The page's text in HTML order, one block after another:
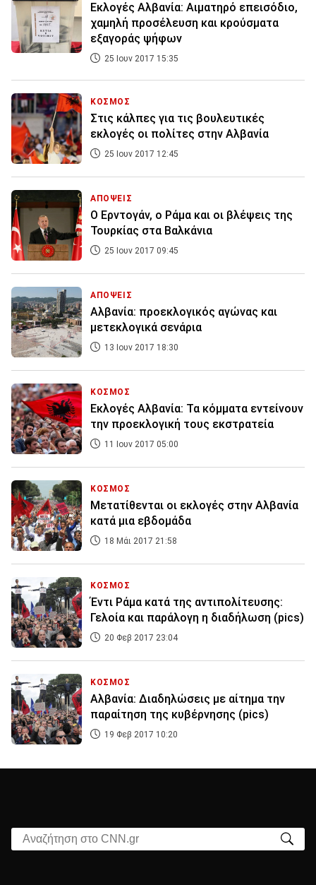
Εκλογές Αλβανία: Αιματηρό επεισόδιο,
χαμηλή προσέλευση και κρούσματα
εξαγοράς ψήφων
25 Ιουν 2017 15:35
ΚΟΣΜΟΣ
Στις κάλπες για τις βουλευτικές
εκλογές οι πολίτες στην Αλβανία
25 Ιουν 2017 12:45
ΑΠΟΨΕΙΣ
Ο Ερντογάν, ο Ράμα και οι βλέψεις της
Τουρκίας στα Βαλκάνια
25 Ιουν 2017 09:45
ΑΠΟΨΕΙΣ
Αλβανία: προεκλογικός αγώνας και
μετεκλογικά σενάρια
13 Ιουν 2017 18:30
ΚΟΣΜΟΣ
Εκλογές Αλβανία: Τα κόμματα εντείνουν
την προεκλογική τους εκστρατεία
11 Ιουν 2017 05:00
ΚΟΣΜΟΣ
Μετατίθενται οι εκλογές στην Αλβανία
κατά μια εβδομάδα
18 Μάι 2017 21:58
ΚΟΣΜΟΣ
Έντι Ράμα κατά της αντιπολίτευσης:
Γελοία και παράλογη η διαδήλωση (pics)
20 Φεβ 2017 23:04
ΚΟΣΜΟΣ
Αλβανία: Διαδηλώσεις με αίτημα την
παραίτηση της κυβέρνησης (pics)
19 Φεβ 2017 10:20
Αναζήτηση στο CNN.gr